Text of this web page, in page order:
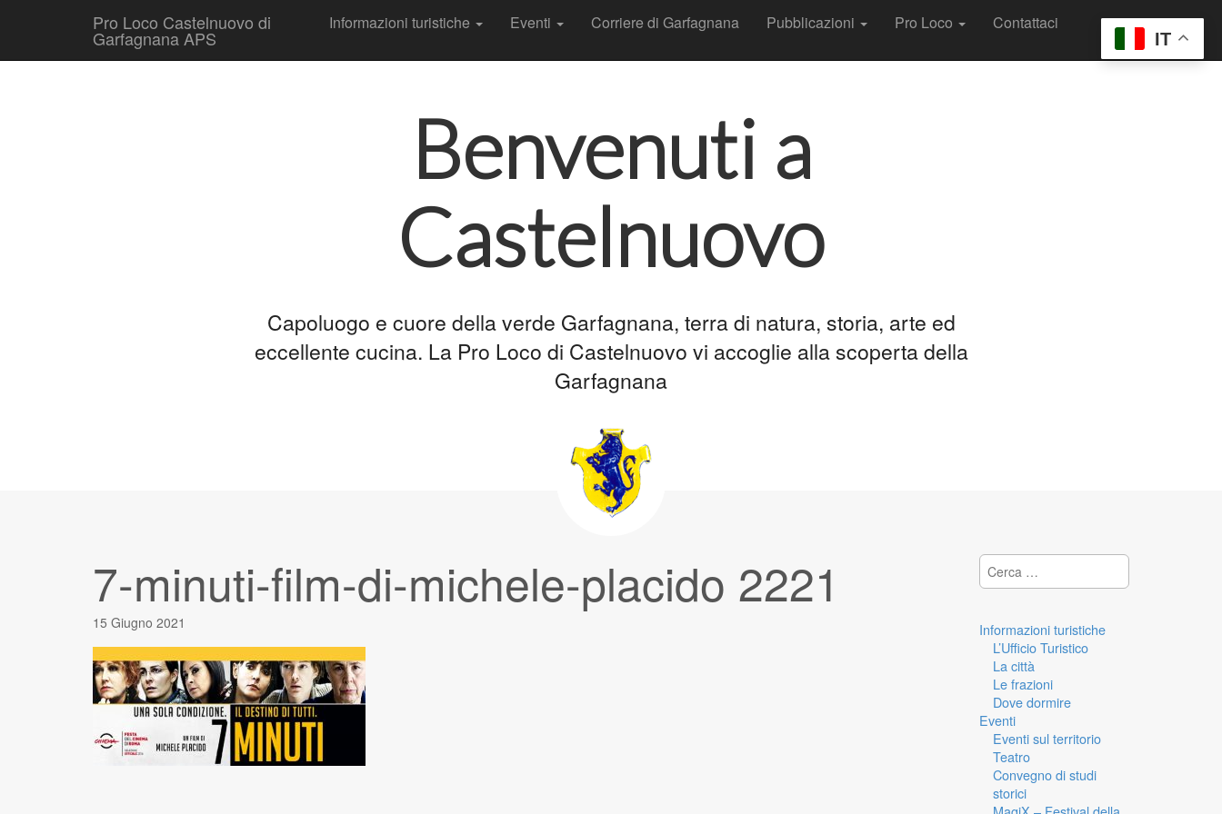
Pro Loco Castelnuovo di
Garfagnana APS
Main menu Informazioni turistiche Eventi Corriere di Garfagnana Pubblicazioni Pro Loco Contattaci
Benvenuti a
Castelnuovo
Capoluogo e cuore della verde Garfagnana, terra di natura, storia, arte ed
eccellente cucina. La Pro Loco di Castelnuovo vi accoglie alla scoperta della
Garfagnana
7-minuti-film-di-michele-placido 2221
15 Giugno 2021
Ricerca per:
Informazioni turistiche
L’Ufficio Turistico
La città
Le frazioni
Dove dormire
Eventi
Eventi sul territorio
Teatro
Convegno di studi
storici
IT